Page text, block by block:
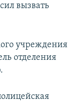
вызвать
учреждения
отделения